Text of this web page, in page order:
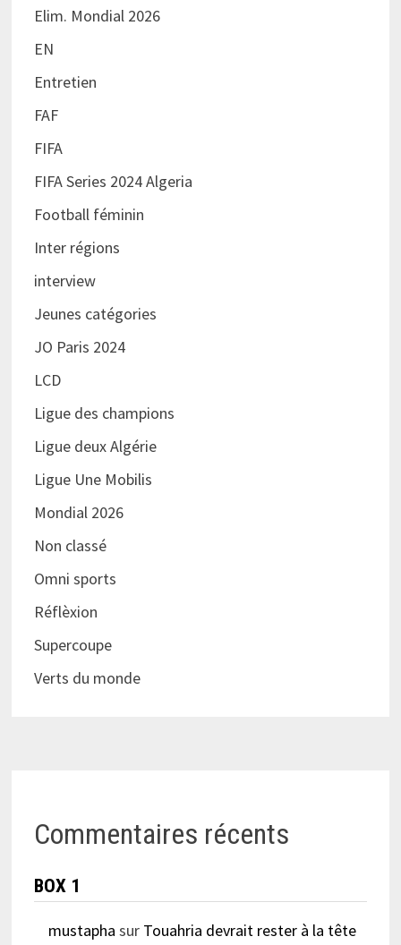
Elim. Mondial 2026
EN
Entretien
FAF
FIFA
FIFA Series 2024 Algeria
Football féminin
Inter régions
interview
Jeunes catégories
JO Paris 2024
LCD
Ligue des champions
Ligue deux Algérie
Ligue Une Mobilis
Mondial 2026
Non classé
Omni sports
Réflèxion
Supercoupe
Verts du monde
Commentaires récents
BOX 1
mustapha sur Touahria devrait rester à la tête